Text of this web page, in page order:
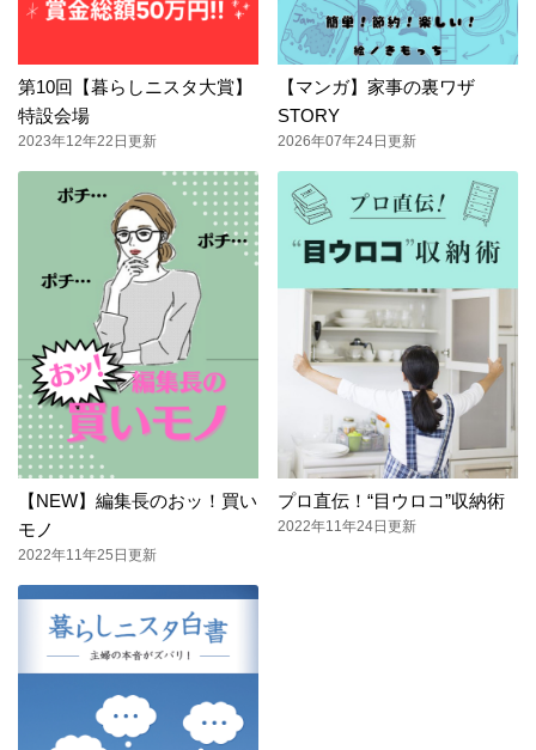
第10回【暮らしニスタ大賞】
特設会場
2023年12年22日更新
【マンガ】家事の裏ワザ
STORY
2026年07年24日更新
【NEW】編集長のおッ！買い
モノ
2022年11年25日更新
プロ直伝！“目ウロコ”収納術
2022年11年24日更新